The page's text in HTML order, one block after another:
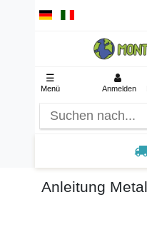
☰
Menü Anmelden
Anleitung